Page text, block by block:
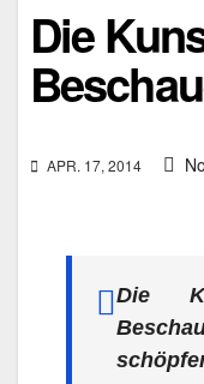
Die
APR. 17, 2014
Die